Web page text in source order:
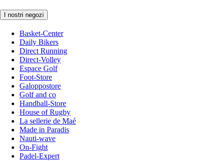
I nostri negozi
Basket-Center
Daily Bikers
Direct Running
Direct-Volley
Espace Golf
Foot-Store
Galoppostore
Golf and co
Handball-Store
House of Rugby
La sellerie de Maé
Made in Paradis
Nauti-wave
On-Fight
Padel-Expert